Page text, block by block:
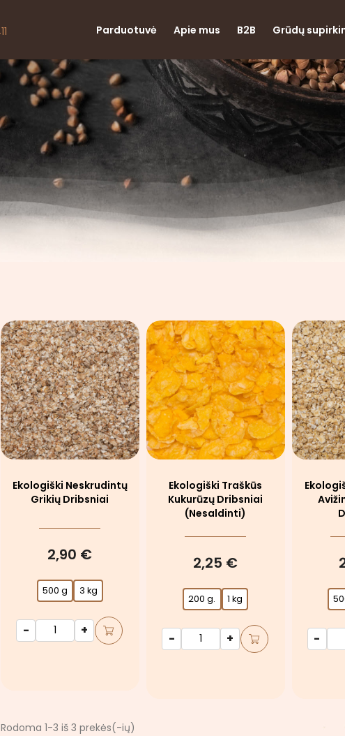
Parduotuvė Apie mus B2B Grūdų
Ekologiški Neskrudintų
Grikių Dribsniai
2,90 €
500 g 3 kg
- +
Ekologiški Traškūs
Kukurūzų Dribsniai
(nesaldinti)
2,25 €
200 g. 1 kg
- + -
Rodoma 1-3 iš 3 prekės(-ių)